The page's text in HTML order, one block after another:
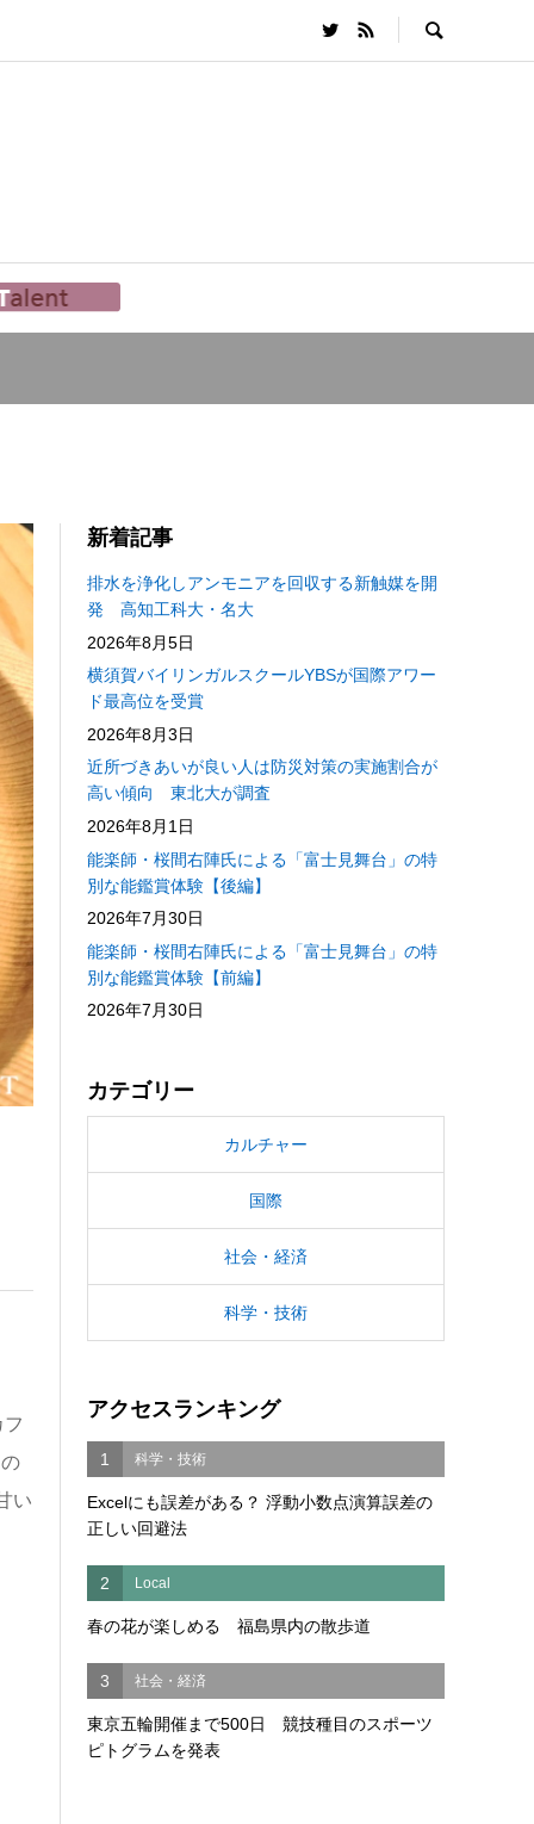
い
新着記事
排水を浄化しアンモニアを回収する新触媒を開
発 高知工科大・名大
2026年8月5日
横須賀バイリンガルスクールYBSが国際アワー
ド最高位を受賞
2026年8月3日
近所づきあいが良い人は防災対策の実施割合が
高い傾向 東北大が調査
2026年8月1日
能楽師・桜間右陣氏による「富士見舞台」の特
別な能鑑賞体験【後編】
2026年7月30日
能楽師・桜間右陣氏による「富士見舞台」の特
別な能鑑賞体験【前編】
2026年7月30日
カテゴリー
カルチャー
国際
社会・経済
科学・技術
アクセスランキング
1 科学・技術
Excelにも誤差がある？ 浮動小数点演算誤差の
正しい回避法
2 Local
春の花が楽しめる 福島県内の散歩道
3 社会・経済
東京五輪開催まで500日 競技種目のスポーツ
ピトグラムを発表